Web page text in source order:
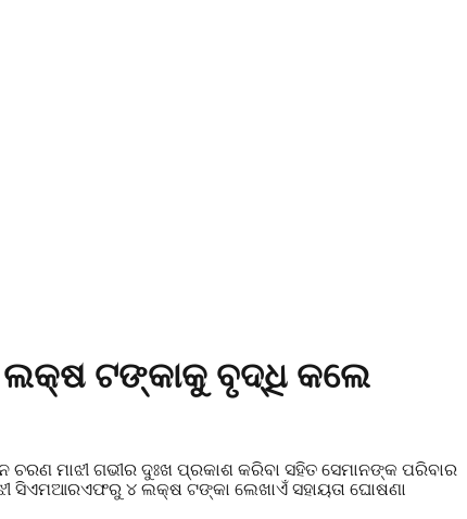
ଲକ୍ଷ ଟଙ୍କାକୁ ବୃଦ୍ଧି କଲେ
ମାଝୀ ଗଭୀର ଦୁଃଖ ପ୍ରକାଶ କରିବା ସହିତ ସେମାନଙ୍କ ପରିବାର
ସିଏମଆରଏଫରୁ ୪ ଲକ୍ଷ ଟଙ୍କା ଲେଖାଏଁ ସହାୟତା ଘୋଷଣା